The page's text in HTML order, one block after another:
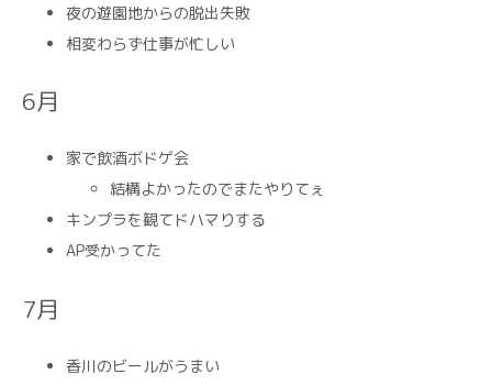
夜の遊園地からの脱出失敗
相変わらず仕事が忙しい
6月
家で飲酒ボドゲ会
結構よかったのでまたやりてぇ
キンプラを観てドハマりする
AP受かってた
7月
香川のビールがうまい